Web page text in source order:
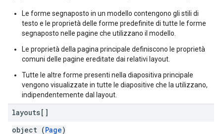
Le forme segnaposto in un modello contengono gli stili di
testo e le proprietà delle forme predefinite di tutte le forme
segnaposto nelle pagine che utilizzano il modello.
Le proprietà della pagina principale definiscono le proprietà
comuni delle pagine ereditate dai relativi layout.
Tutte le altre forme presenti nella diapositiva principale
vengono visualizzate in tutte le diapositive che la utilizzano,
indipendentemente dal layout.
layouts[]
object (Page)